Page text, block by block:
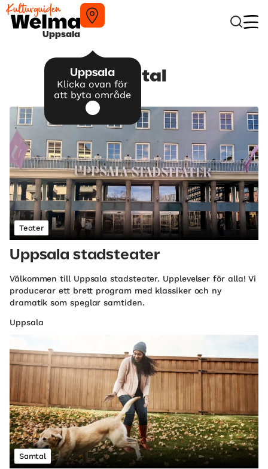
Uppsala
Uppsala
Klicka ovan för
att byta område
Samtal
Teater
Uppsala stadsteater
Välkommen till Uppsala stadsteater. Upplevelser för alla! Vi
producerar ett brett program med klassiker och ny
dramatik som speglar samtiden.
Uppsala
Samtal